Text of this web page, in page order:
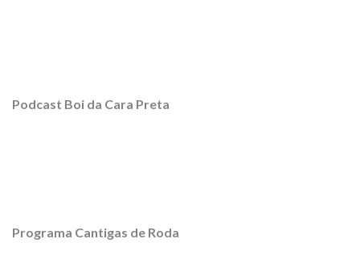
Podcast Boi da Cara Preta
Programa Cantigas de Roda